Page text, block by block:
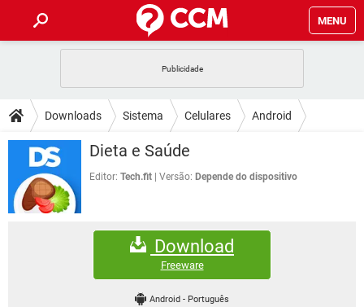
MENU
CELULAR FACEBOOK
OUTLOOK
INSTAGRAM GMAIL
GUIA DE COMPRAS
DICAS
JOGOS WHATSAPP
CELULAR
OUTLOOK
DOWNLOADS
JOGOS WHATSAPP
CELULAR
EXCEL
GMAIL
FÓRUM
FACEBOOK
EXCEL
GMAIL
WHATSAPP
Downloads Sistema Celulares Android
Dieta e Saúde
Editor: Tech.fit Versão: Depende do dispositivo
Download
Freeware
Android - Português